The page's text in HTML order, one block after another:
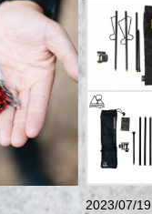
2023/07/19